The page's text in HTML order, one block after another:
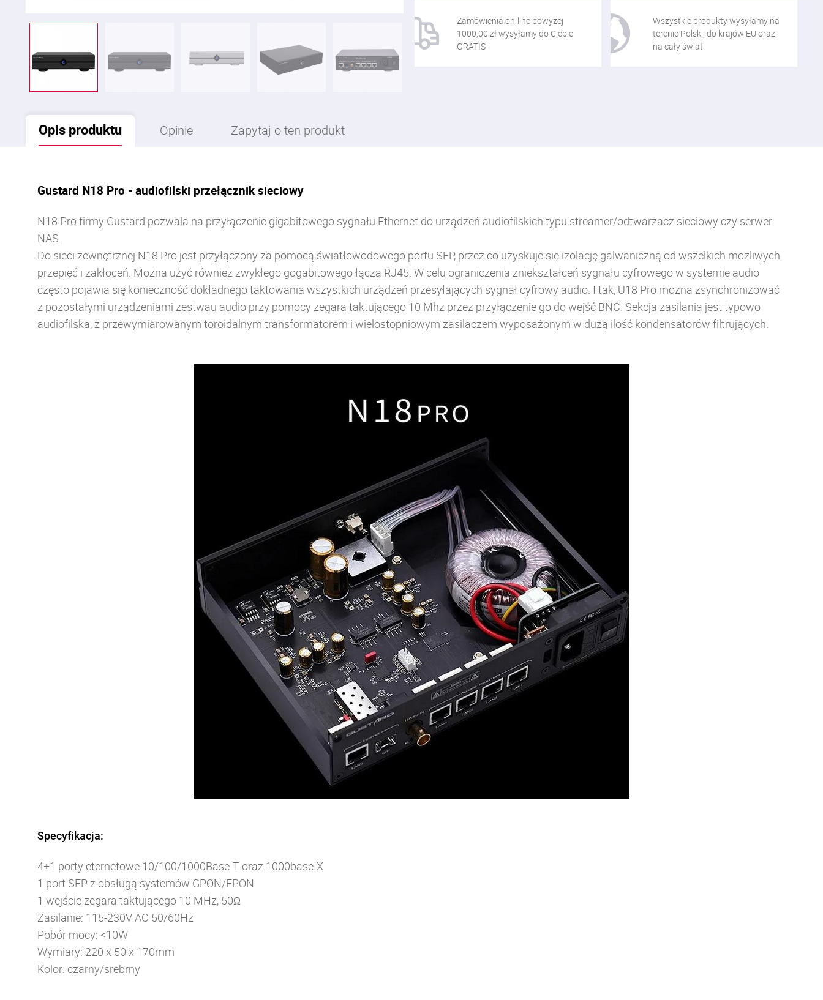
Zamówienia on-line powyżej
1000,00 zł wysyłamy do Ciebie
GRATIS
Wszystkie produkty wysyłamy na
terenie Polski, do krajów EU oraz
na cały świat
Opis produktu Opinie Zapytaj o ten produkt
Gustard N18 Pro - audiofilski przełącznik sieciowy
N18 Pro firmy Gustard pozwala na przyłączenie gigabitowego sygnału Ethernet do urządzeń audiofilskich typu streamer/odtwarzacz sieciowy czy serwer
NAS.
Do sieci zewnętrznej N18 Pro jest przyłączony za pomocą światłowodowego portu SFP, przez co uzyskuje się izolację galwaniczną od wszelkich możliwych
przepięć i zakłoceń. Można użyć również zwykłego gogabitowego łącza RJ45. W celu ograniczenia zniekształceń sygnału cyfrowego w systemie audio
często pojawia się konieczność dokładnego taktowania wszystkich urządzeń przesyłających sygnał cyfrowy audio. I tak, U18 Pro można zsynchronizować
z pozostałymi urządzeniami zestwau audio przy pomocy zegara taktującego 10 Mhz przez przyłączenie go do wejść BNC. Sekcja zasilania jest typowo
audiofilska, z przewymiarowanym toroidalnym transformatorem i wielostopniowym zasilaczem wyposażonym w dużą ilość kondensatorów filtrujących.
Specyfikacja:
4+1 porty eternetowe 10/100/1000Base-T oraz 1000base-X
1 port SFP z obsługą systemów GPON/EPON
1 wejście zegara taktującego 10 MHz, 50Ω
Zasilanie: 115-230V AC 50/60Hz
Pobór mocy: <10W
Wymiary: 220 x 50 x 170mm
Kolor: czarny/srebrny